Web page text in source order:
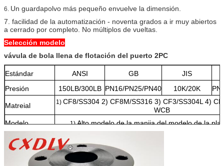
6. Un guardapolvo más pequeño envuelve la dimensión.
7. facilidad de la automatización - noventa grados a ir muy abiertos
a cerrado por completo. No múltiplos de vueltas.
Selección modelo
vávula de bola llena de flotación del puerto 2PC
Estándar ANSI GB
JIS
Presión
150LB/300LB PN16/PN25/PN40 10K/20K
Matreial 1) CF8/SS304 2) CF8M/SS316 3) CF3/SS304L 4)
WCB
Modelo
1)Alto modelo de la manija del modelo de la